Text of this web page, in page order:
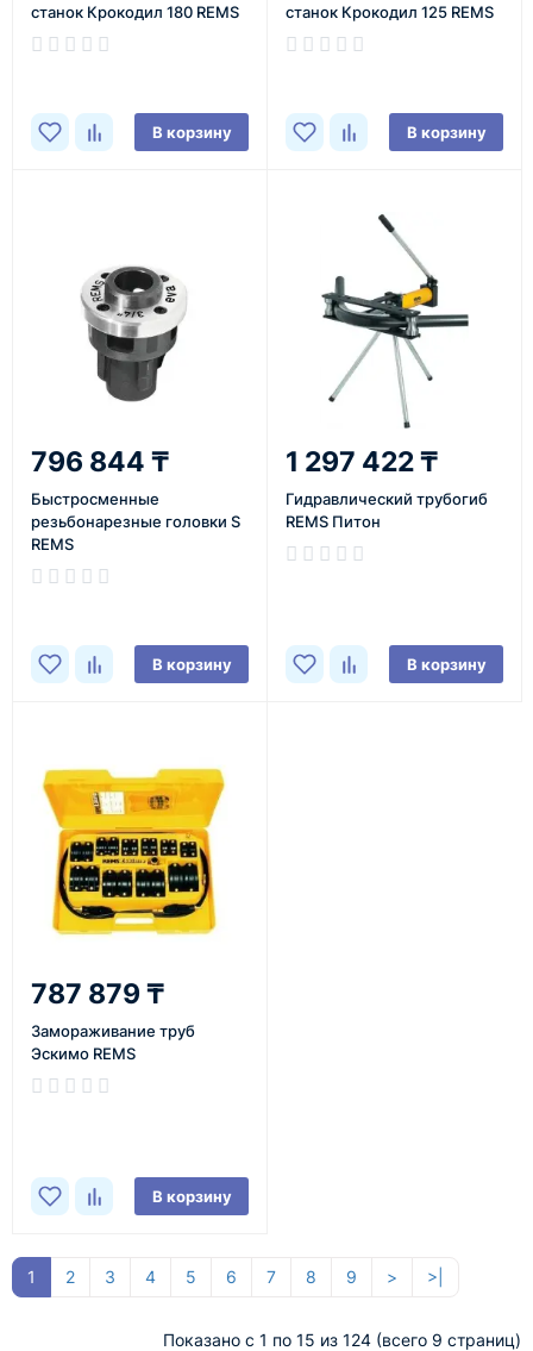
станок Крокодил 180 REMS
В корзину
станок Крокодил 125 REMS
В корзину
796 844 ₸
Быстросменные
резьбонарезные головки S
REMS
В корзину
1 297 422 ₸
Гидравлический трубогиб
REMS Питон
В корзину
787 879 ₸
Замораживание труб
Эскимо REMS
В корзину
1 2 3 4 5 6 7 8 9 > >|
Показано с 1 по 15 из 124 (всего 9 страниц)